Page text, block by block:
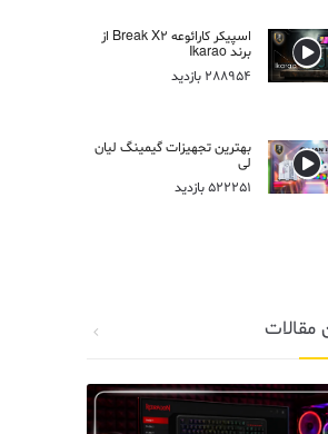
اسپیکر کارائوعه Break X2 از
برند Ikarao
288954 بازدید
بهترین تجهیزات گیمینگ لیان
لی
522251 بازدید
مقالات